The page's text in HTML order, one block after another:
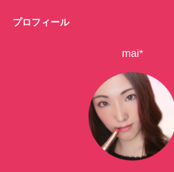
プロフィール
mai*